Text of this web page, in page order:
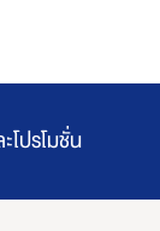
โปรโมชั่น